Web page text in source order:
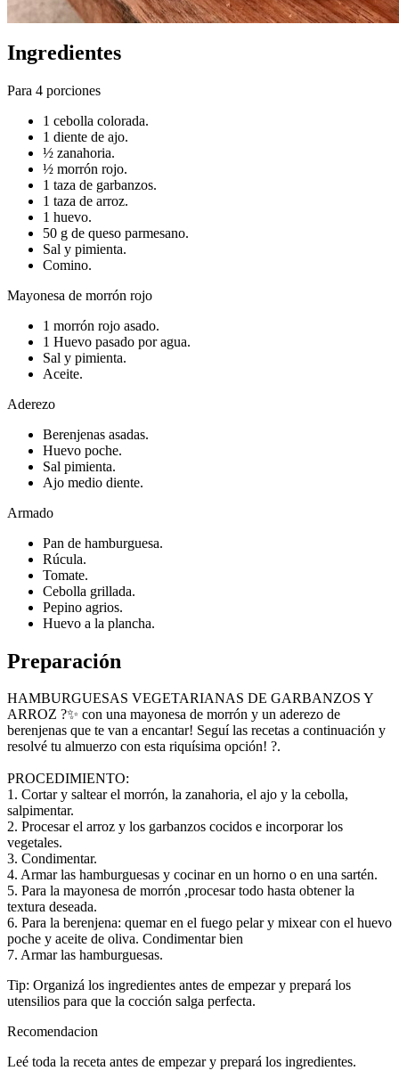
Ingredientes
Para 4 porciones
1 cebolla colorada.
1 diente de ajo.
½ zanahoria.
½ morrón rojo.
1 taza de garbanzos.
1 taza de arroz.
1 huevo.
50 g de queso parmesano.
Sal y pimienta.
Comino.
Mayonesa de morrón rojo
1 morrón rojo asado.
1 Huevo pasado por agua.
Sal y pimienta.
Aceite.
Aderezo
Berenjenas asadas.
Huevo poche.
Sal pimienta.
Ajo medio diente.
Armado
Pan de hamburguesa.
Rúcula.
Tomate.
Cebolla grillada.
Pepino agrios.
Huevo a la plancha.
Preparación
HAMBURGUESAS VEGETARIANAS DE GARBANZOS Y
ARROZ ?✨ con una mayonesa de morrón y un aderezo de
berenjenas que te van a encantar! Seguí las recetas a continuación y
resolvé tu almuerzo con esta riquísima opción! ?.
PROCEDIMIENTO:
1. Cortar y saltear el morrón, la zanahoria, el ajo y la cebolla,
salpimentar.
2. Procesar el arroz y los garbanzos cocidos e incorporar los
vegetales.
3. Condimentar.
4. Armar las hamburguesas y cocinar en un horno o en una sartén.
5. Para la mayonesa de morrón ,procesar todo hasta obtener la
textura deseada.
6. Para la berenjena: quemar en el fuego pelar y mixear con el huevo
poche y aceite de oliva. Condimentar bien
7. Armar las hamburguesas.
Tip: Organizá los ingredientes antes de empezar y prepará los
utensilios para que la cocción salga perfecta.
Recomendacion
Leé toda la receta antes de empezar y prepará los ingredientes.